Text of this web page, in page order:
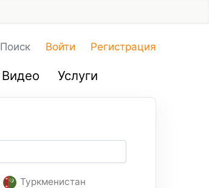
Поиск Войти Регистрация
Видео Услуги
Туркменистан